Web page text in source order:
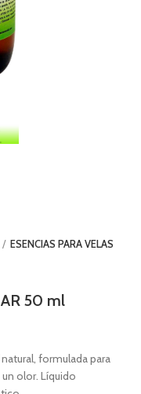
ESENCIAS PARA VELAS
50 ml
formulada para
olor. Líquido